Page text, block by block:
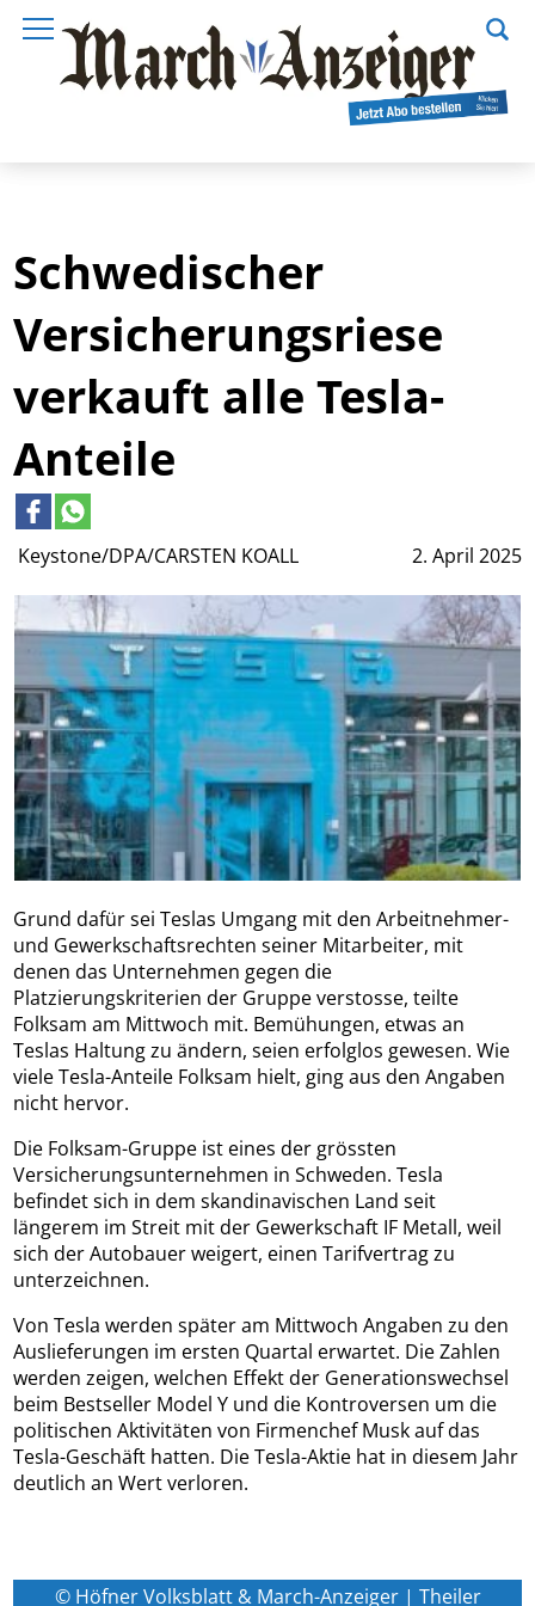
Keystone/DPA/CARSTEN KOALL 2. April 2025
Schwedischer
Versicherungsriese
verkauft alle Tesla-
Anteile
Grund dafür sei Teslas Umgang mit den Arbeitnehmer-
und Gewerkschaftsrechten seiner Mitarbeiter, mit
denen das Unternehmen gegen die
Platzierungskriterien der Gruppe verstosse, teilte
Folksam am Mittwoch mit. Bemühungen, etwas an
Teslas Haltung zu ändern, seien erfolglos gewesen. Wie
viele Tesla-Anteile Folksam hielt, ging aus den Angaben
nicht hervor.
Die Folksam-Gruppe ist eines der grössten
Versicherungsunternehmen in Schweden. Tesla
befindet sich in dem skandinavischen Land seit
längerem im Streit mit der Gewerkschaft IF Metall, weil
sich der Autobauer weigert, einen Tarifvertrag zu
unterzeichnen.
Von Tesla werden später am Mittwoch Angaben zu den
Auslieferungen im ersten Quartal erwartet. Die Zahlen
werden zeigen, welchen Effekt der Generationswechsel
beim Bestseller Model Y und die Kontroversen um die
politischen Aktivitäten von Firmenchef Musk auf das
Tesla-Geschäft hatten. Die Tesla-Aktie hat in diesem Jahr
deutlich an Wert verloren.
© Höfner Volksblatt & March-Anzeiger | Theiler